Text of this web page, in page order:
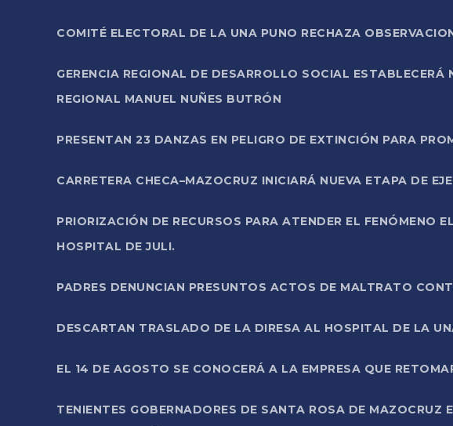
COMITÉ ELECTORAL DE LA UNA PUNO RECHAZA
GERENCIA REGIONAL DE DESARROLLO SOCIAL
REGIONAL MANUEL NUÑES BUTRÓN
PRESENTAN 23 DANZAS EN PELIGRO DE EXTINCIÓN PARA
CARRETERA CHECA–MAZOCRUZ INICIARÁ NUEVA ETAPA DE
PRIORIZACIÓN DE RECURSOS PARA ATENDER EL FENÓMENO
HOSPITAL DE JULI.
PADRES DENUNCIAN PRESUNTOS ACTOS DE MALTRATO
DESCARTAN TRASLADO DE LA DIRESA AL HOSPITAL DE LA
EL 14 DE AGOSTO SE CONOCERÁ A LA EMPRESA QUE
TENIENTES GOBERNADORES DE SANTA ROSA DE